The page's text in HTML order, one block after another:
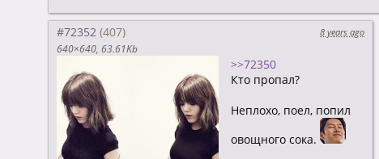
#72352
8 years ago
640×640 63.61Kb
>>72350
Кто пропал?
Неплохо, поел, попил
овощного сока.